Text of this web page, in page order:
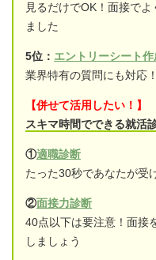
見るだけでOK！面接で
ました
5位： エントリーシート
業界特有の質問にも対応
【併せて活用したい！】
スキマ時間でできる就活
①適職診断
たった30秒であなたが受
②面接力診断
40点以下は要注意！面接
しましょう